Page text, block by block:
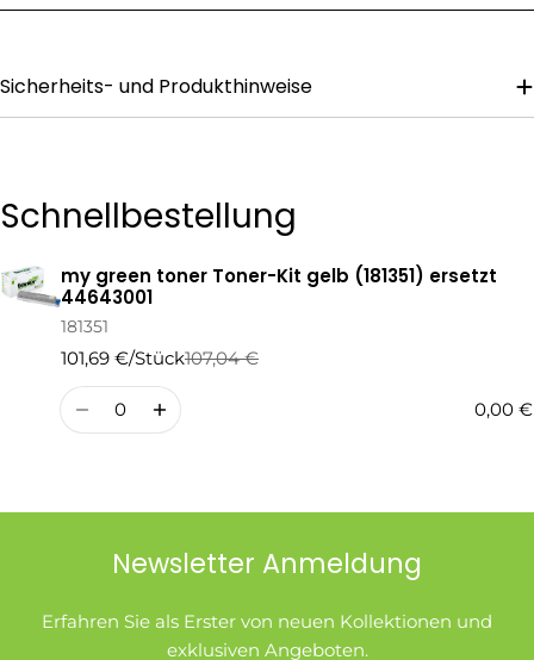
Telefonnummer
Nachricht
Frage Senden
Sicherheits- und Produkthinweise
Schnellbestellung
Ihr
Warenkorb
my green toner Toner-Kit gelb (181351) ersetzt
44643001
181351
101,69 €/Stück
Regulärer
Preis
107,04 €
Verkaufspreis
Menge
0,00 €
Newsletter Anmeldung
Erfahren Sie als Erster von neuen Kollektionen und
exklusiven Angeboten.